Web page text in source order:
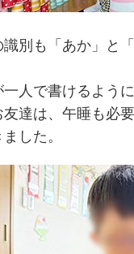
別も「あか」と
人で書けるよう
達は、午睡も必
した。